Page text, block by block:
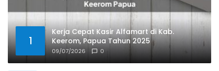
1
Kerja Cepat Kasir Alfamart di Kab.
Keerom, Papua Tahun 2025
09/07/2026 0